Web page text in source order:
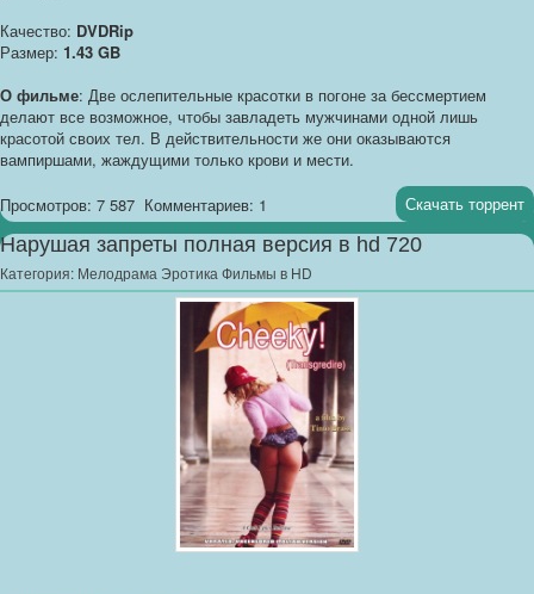
Качество: DVDRip
Размер: 1.43 GB
О фильме: Две ослепительные красотки в погоне за бессмертием
делают все возможное, чтобы завладеть мужчинами одной лишь
красотой своих тел. В действительности же они оказываются
вампиршами, жаждущими только крови и мести.
Просмотров: 7 587 Комментариев: 1 Скачать торрент
Нарушая запреты полная версия в hd 720
Категория: Мелодрама Эротика Фильмы в HD